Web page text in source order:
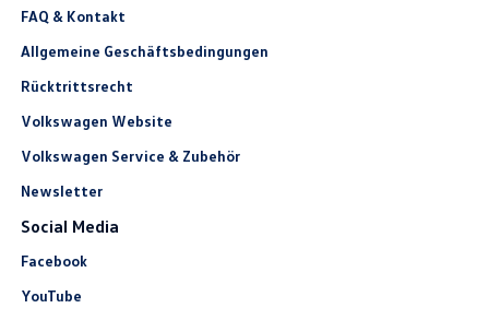
FAQ & Kontakt
Allgemeine Geschäftsbedingungen
Rücktrittsrecht
Volkswagen Website
Volkswagen Service & Zubehör
Newsletter
Social Media
Facebook
YouTube